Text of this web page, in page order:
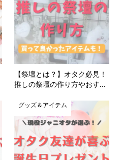
【祭壇とは？】オタク必見！
推しの祭壇の作り方やおす...
グッズ＆アイテム